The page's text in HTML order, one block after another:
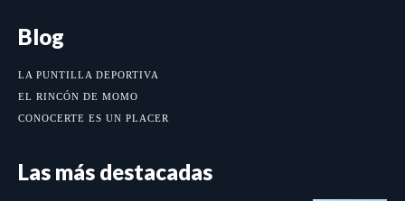
Blog
LA PUNTILLA DEPORTIVA
EL RINCÓN DE MOMO
CONOCERTE ES UN PLACER
Las más destacadas